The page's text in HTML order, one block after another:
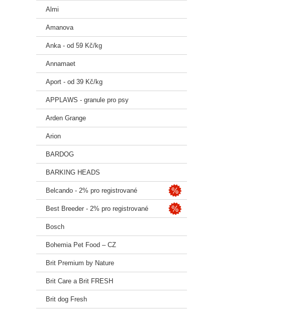
Almi
Amanova
Anka - od 59 Kč/kg
Annamaet
Aport - od 39 Kč/kg
APPLAWS - granule pro psy
Arden Grange
Arion
BARDOG
BARKING HEADS
Belcando - 2% pro registrované
Best Breeder - 2% pro registrované
Bosch
Bohemia Pet Food – CZ
Brit Premium by Nature
Brit Care a Brit FRESH
Brit dog Fresh